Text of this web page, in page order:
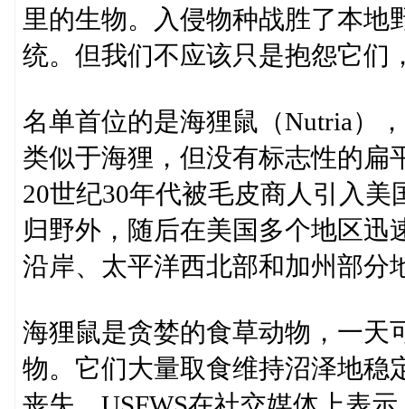
里的生物。入侵物种战胜了本地
统。但我们不应该只是抱怨它们
名单首位的是海狸鼠（Nutria）
类似于海狸，但没有标志性的扁
20世纪30年代被毛皮商人引入
归野外，随后在美国多个地区迅
沿岸、太平洋西北部和加州部分
海狸鼠是贪婪的食草动物，一天
物。它们大量取食维持沼泽地稳